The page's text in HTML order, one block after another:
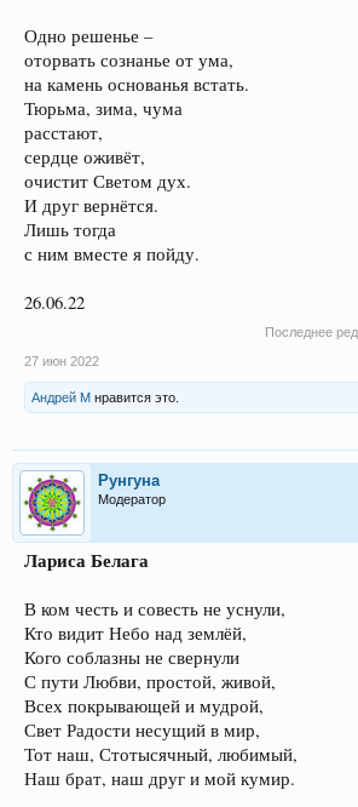
Одно решенье –
оторвать сознанье от ума,
на камень основанья встать.
Тюрьма, зима, чума
расстают,
сердце оживёт,
очистит Светом дух.
И друг вернётся.
Лишь тогда
с ним вместе я пойду.
26.06.22
Последнее
27 июн 2022
Андрей М нравится это.
Рунгуна
Модератор
Лариса Белага
В ком честь и совесть не уснули,
Кто видит Небо над землёй,
Кого соблазны не свернули
С пути Любви, простой, живой,
Всех покрывающей и мудрой,
Свет Радости несущий в мир,
Тот наш, Стотысячный, любимый,
Наш брат, наш друг и мой кумир.